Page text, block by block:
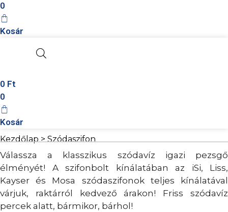
0
Kosár
0 Ft
0
Kosár
Kezdőlap > Szódaszifon
Válassza a klasszikus szódavíz igazi pezsgő
élményét! A szifonbolt kínálatában az iSi, Liss,
Kayser és Mosa szódaszifonok teljes kínálatával
várjuk, raktárról kedvező árakon! Friss szódavíz
percek alatt, bármikor, bárhol!